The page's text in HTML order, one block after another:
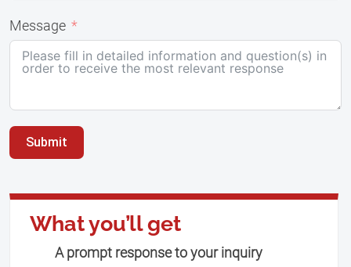
Message
Submit
What you’ll get
A prompt response to your inquiry